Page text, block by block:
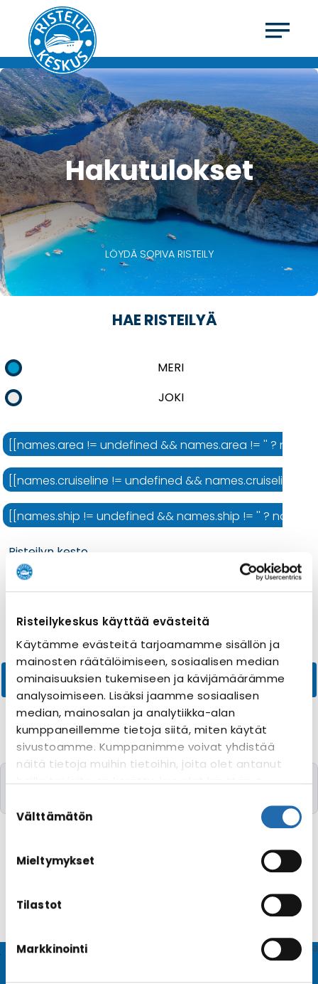
Risteilykeskus käyttää evästeitä
Käytämme evästeitä tarjoamamme sisällön ja
mainosten räätälöimiseen, sosiaalisen median
ominaisuuksien tukemiseen ja kävijämäärämme
analysoimiseen. Lisäksi jaamme sosiaalisen
median, mainosalan ja analytiikka-alan
kumppaneillemme tietoja siitä, miten käytät
sivustoamme. Kumppanimme voivat yhdistää
näitä tietoja muihin tietoihin, joita olet antanut
evästeasetuksiesi hyväksyntää sivuston
linkistä.
valinta
Välttämätön
Mieltymykset
Tilastot
Markkinointi
Hakutulokset
LÖYDÄ SOPIVA RISTEILY
HAE RISTEILYÄ
MERI
JOKI
[[names.area != undefined && names.area != '' ?
[[names.cruiseline != undefined && names.cruiseline
[[names.ship != undefined && names.ship != '' ?
Risteilyn kesto
V4.1663